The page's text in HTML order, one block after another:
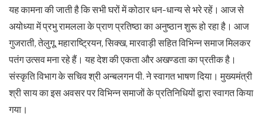
यह कामना की जाती है कि सभी घरों में कोठार धन-धान्य से भरे रहें। आज से
अयोध्या में प्रभु रामलला के प्राण प्रतिष्ठा का अनुष्ठान शुरू हो रहा है। आज
गुजराती, तेलुगू, महाराष्ट्रियन, सिक्ख, मारवाड़ी सहित विभिन्न समाज मिलकर
पतंग उत्सव मना रहे हैं। यह देश की एकता और अखण्डता का प्रतीक है।
संस्कृति विभाग के सचिव श्री अन्बलगन पी. ने स्वागत भाषण दिया। मुख्यमंत्री
श्री साय का इस अवसर पर विभिन्न समाजों के प्रतिनिधियों द्वारा स्वागत किया
गया।